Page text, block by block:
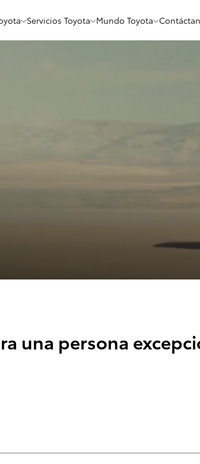
Servicios Toyota Mundo Toyota
una persona